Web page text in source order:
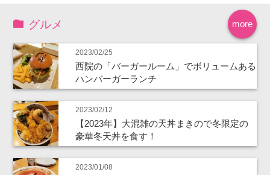
more
グルメ
2023/02/25
西院の「バーガールーム」でボリュームある
ハンバーガーランチ
2023/02/12
【2023年】大混雑の天丼まきので冬限定の
豪華冬天丼を食す！
2023/01/08